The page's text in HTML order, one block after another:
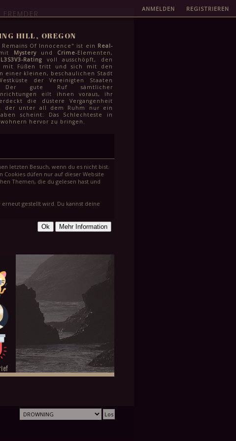
ANMELDEN REGISTRIEREN
HILL, OREGON
Remains Of Innocence" ist ein Real-
Mysteryund Crime-Elementen,
L3S3V3-Rating voll ausschöpft, den
mit Füßen tritt und sich mit den
einer kleinen, beschaulichen Stadt
der Vereinigten Staaten
Der gute Ruf sämtlicher
eilt ihnen voraus, ihr
die düstere Vergangenheit
der unter all dem Ruhm nur ein
scheint: Das Schlechteste in
hervor zu bringen.
letzten Besuch, wenn du es nicht bist.
Cookies düfen nur auf dieser Website
Themen, die du gelesen hast und
gestellt wird. Du kannst deine
GINGER
GRAUBLA
U
ROTE HAARE, WIRKLICHER
NAME KAUM BEKANNT,
WIRD AUSSCHLIESSLICH E
LLY GERUFEN